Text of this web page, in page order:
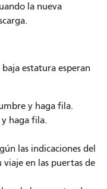
la nueva
estatura esperan
y haga fila.
haga fila.
las indicaciones del
en las puertas de